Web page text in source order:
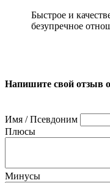
Быстрое и
безупречное
Напишите свой отзыв
Имя / Псевдоним
Плюсы
Минусы